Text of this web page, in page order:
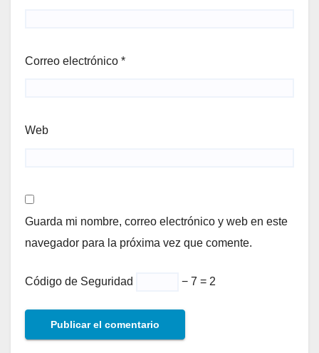
Correo electrónico *
Web
Guarda mi nombre, correo electrónico y web en este
navegador para la próxima vez que comente.
Código de Seguridad − 7 = 2